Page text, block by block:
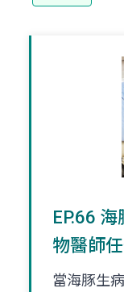
EP.66
物醫師
當海豚生